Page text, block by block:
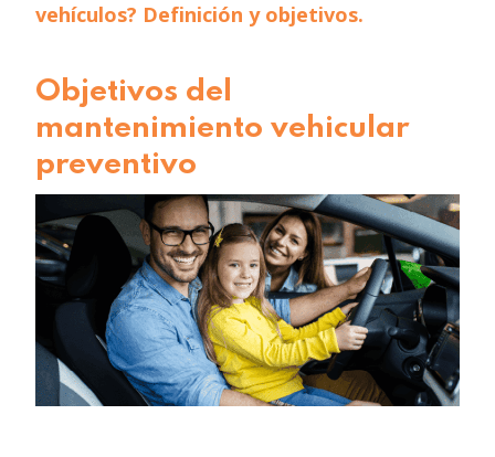
vehículos? Definición y objetivos.
Objetivos del
mantenimiento vehicular
preventivo